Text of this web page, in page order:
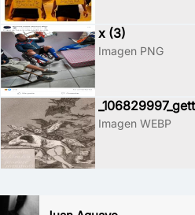
x (3)
Imagen PNG
Imagen WEBP